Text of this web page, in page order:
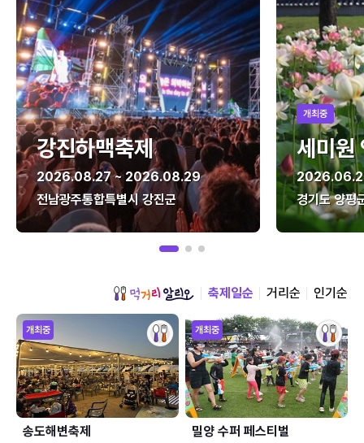
강진하맥축제
2026.08.27 ~ 2026.08.29
전남광주통합특별시 강진군
개최중
세미원
경기도 양평
축제일순 거리순 인기순
개최중
송도해변축제
개최중
밀양 수퍼 페스티벌